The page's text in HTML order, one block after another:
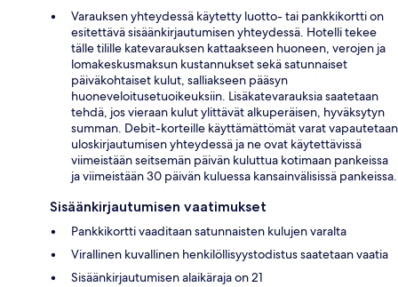
Varauksen yhteydessä käytetty luotto- tai pankkikortti on
esitettävä sisäänkirjautumisen yhteydessä. Hotelli tekee
tälle tilille katevarauksen kattaakseen huoneen, verojen ja
lomakeskusmaksun kustannukset sekä satunnaiset
päiväkohtaiset kulut, salliakseen pääsyn
huoneveloitusetuoikeuksiin. Lisäkatevarauksia saatetaan
tehdä, jos vieraan kulut ylittävät alkuperäisen, hyväksytyn
summan. Debit-korteille käyttämättömät varat vapautetaan
uloskirjautumisen yhteydessä ja ne ovat käytettävissä
viimeistään seitsemän päivän kuluttua kotimaan pankeissa
ja viimeistään 30 päivän kuluessa kansainvälisissä pankeissa.
Sisäänkirjautumisen vaatimukset
Pankkikortti vaaditaan satunnaisten kulujen varalta
Virallinen kuvallinen henkilöllisyystodistus saatetaan vaatia
Sisäänkirjautumisen alaikäraja on 21